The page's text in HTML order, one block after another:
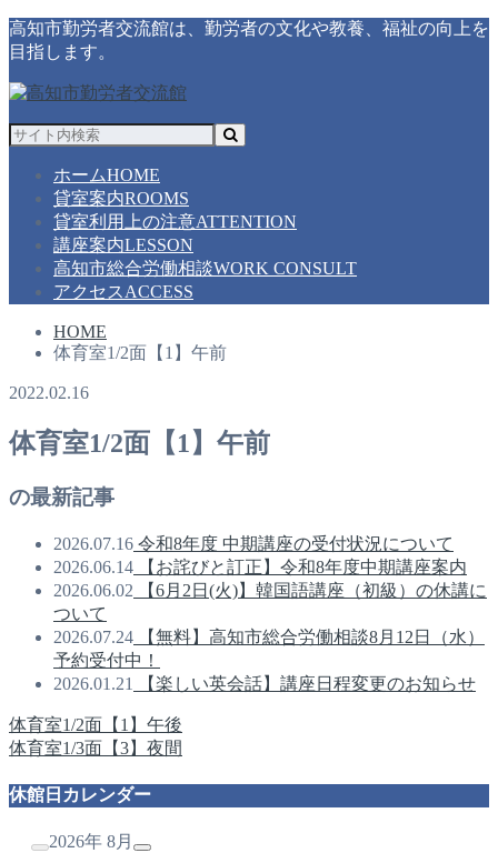
高知市勤労者交流館は、勤労者の文化や教養、福祉の向上を
目指します。
ホームHOME
貸室案内ROOMS
貸室利用上の注意ATTENTION
講座案内LESSON
高知市総合労働相談WORK CONSULT
アクセス ACCESS
HOME
体育室1/2面【1】午前
2022.02.16
体育室1/2面【1】午前
の最新記事
2026.07.16 令和8年度 中期講座の受付状況について
2026.06.14 【お詫びと訂正】令和8年度中期講座案内
2026.06.02 【6月2日(火)】韓国語講座（初級）の休講に
ついて
2026.07.24 【無料】高知市総合労働相談8月12日（水）
予約受付中！
2026.01.21
【楽しい英会話】講座日程変更のお知らせ
体育室1/2面【1】午後
体育室1/3面【3】夜間
休館日カレンダー
2026年 8月